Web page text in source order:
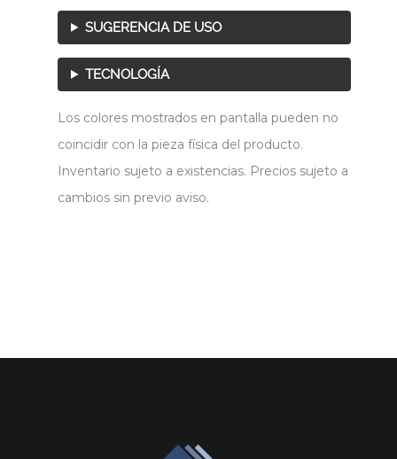
SUGERENCIA DE USO
TECNOLOGÍA
Los colores mostrados en pantalla pueden no
coincidir con la pieza física del producto.
Inventario sujeto a existencias. Precios sujeto a
cambios sin previo aviso.